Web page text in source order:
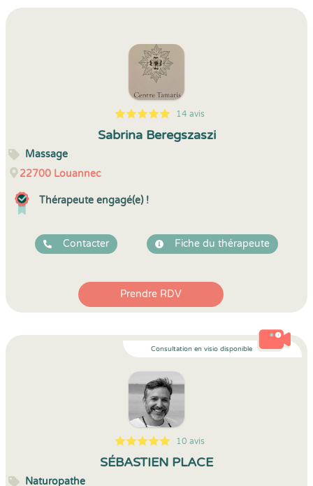
5
1
5
14 14 avis
Sabrina Beregszaszi
Massage
22700 Louannec
Thérapeute engagé(e) !
Contacter Fiche du thérapeute
Prendre RDV
Consultation en visio disponible
5
1
5
10 10 avis
SÉBASTIEN PLACE
Naturopathe